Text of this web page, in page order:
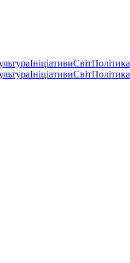
ІніціативиСвітПолітика
ІніціативиСвітПолітика